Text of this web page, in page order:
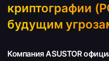
криптографии
будущим
Компания ASUSTOR